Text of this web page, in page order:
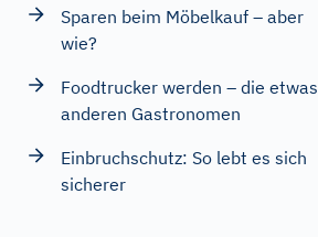
Sparen beim Möbelkauf – aber
wie?
Foodtrucker werden – die etwas
anderen Gastronomen
Einbruchschutz: So lebt es sich
sicherer